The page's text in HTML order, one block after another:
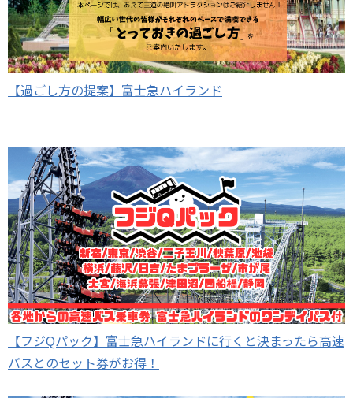
【過ごし方の提案】富士急ハイランド
【フジQパック】富士急ハイランドに行くと決まったら高速
バスとのセット券がお得！